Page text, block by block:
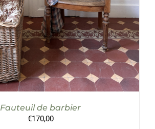
Fauteuil de barbier
€170,00